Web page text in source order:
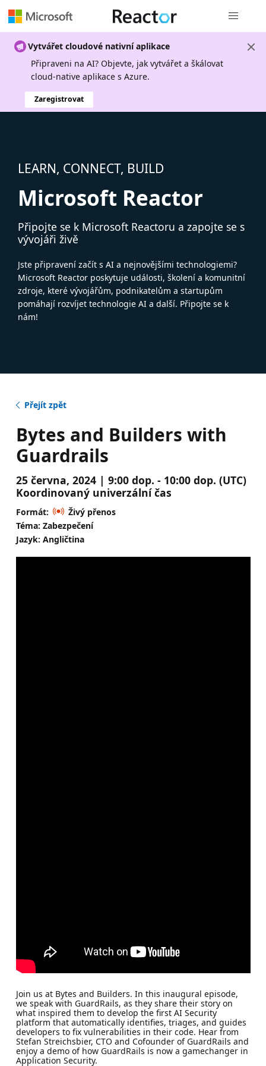
Vytvářet cloudové nativní aplikace
Připraveni na AI? Objevte, jak vytvářet a škálovat
cloud-native aplikace s Azure.
Zaregistrovat
LEARN, CONNECT, BUILD
Microsoft Reactor
Připojte se k Microsoft Reactoru a zapojte se s
vývojáři živě
Jste připravení začít s AI a nejnovějšími technologiemi?
Microsoft Reactor poskytuje události, školení a komunitní
zdroje, které vývojářům, podnikatelům a startupům
pomáhají rozvíjet technologie AI a další. Připojte se k
nám!
Přejít zpět
Bytes and Builders with
Guardrails
25 června, 2024 | 9:00 dop. - 10:00 dop. (UTC)
Koordinovaný univerzální čas
Formát:
Živý přenos
Téma: Zabezpečení
Jazyk: Angličtina
Join us at Bytes and Builders. In this inaugural episode,
we speak with GuardRails, as they share their story on
what inspired them to develop the first AI Security
platform that automatically identifies, triages, and guides
developers to fix vulnerabilities in their code. Hear from
Stefan Streichsbier, CTO and Cofounder of GuardRails and
enjoy a demo of how GuardRails is now a gamechanger in
Application Security.